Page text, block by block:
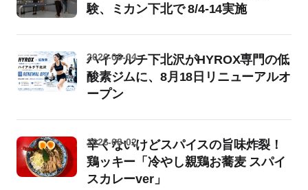
験、ミカン下北で 8/4-14実施
ハイアルチ下北沢がHYROX専門の低
酸素ジムに、8月18日リニューアルオ
ープン
2026-08-04
辛くないけどスパイスの旨味炸裂！
鶏ッキー「冷やし親鶏お蕎麦 スパイ
スカレーver」
2026-08-02